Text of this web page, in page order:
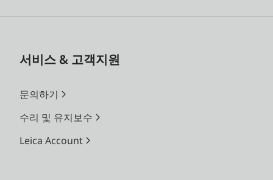
서비스 & 고객지원
문의하기
수리 및 유지보수
Leica Account